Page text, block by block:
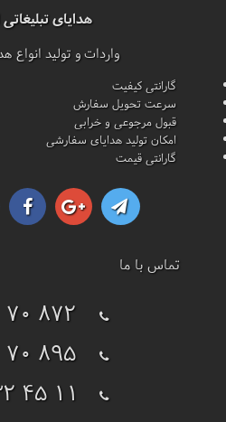
هدایای
واردات و تولید انواع
گارانتی کیفیت
سرعت تحویل سفارش
قبول مرجوعی و خرابی
امکان تولید هدایای سفارشی
گارانتی قیمت
تماس با ما
872
70 895
45 11